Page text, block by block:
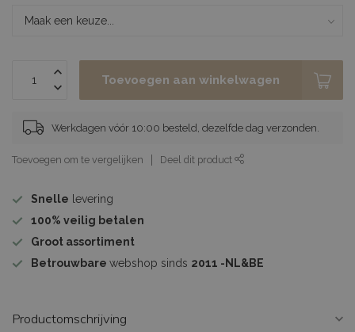
Toevoegen aan winkelwagen
Werkdagen vóór 10:00 besteld, dezelfde dag verzonden.
Toevoegen om te vergelijken Deel dit product
Snelle levering
100% veilig betalen
Groot assortiment
Betrouwbare webshop sinds 2011 -NL&BE
Productomschrijving